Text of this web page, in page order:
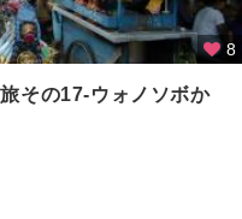
8
その17-ウォノソボか